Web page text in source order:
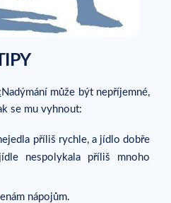
Nadýmání může být nepříjemné,
se mu vyhnout:
příliš rychle, a jídlo dobře
nespolykala příliš mnoho
nápojům.